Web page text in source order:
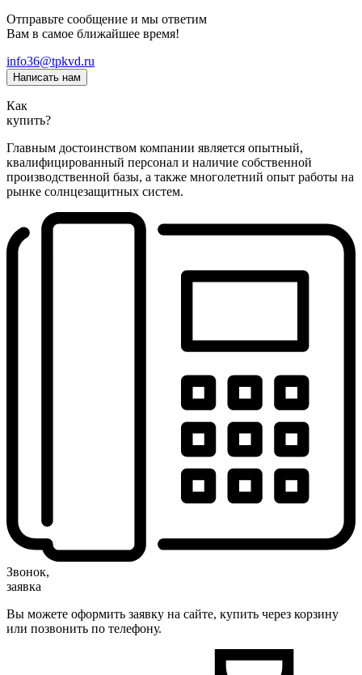
Отправьте сообщение и мы ответим
Вам в самое ближайшее время!
info36@tpkvd.ru
Написать нам
Как
купить?
Главным достоинством компании является опытный,
квалифицированный персонал и наличие собственной
производственной базы, а также многолетний опыт работы на
рынке солнцезащитных систем.
Звонок,
заявка
Вы можете оформить заявку на сайте, купить через корзину
или позвонить по телефону.